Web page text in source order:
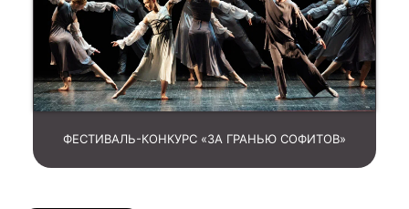
ФЕСТИВАЛЬ-КОНКУРС «ЗА ГРАНЬЮ СОФИТОВ»